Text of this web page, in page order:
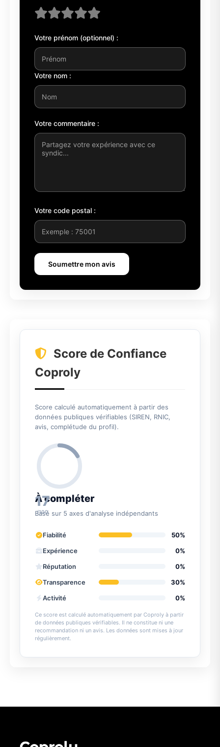
Votre prénom (optionnel) :
Votre nom :
Votre commentaire :
Votre code postal :
Soumettre mon avis
Score de Confiance
Coproly
Score calculé automatiquement à partir des
données publiques vérifiables (SIREN, RNIC,
avis, complétude du profil).
17
/100
À compléter
Basé sur 5 axes d'analyse indépendants
Fiabilité
50%
Expérience
0%
Réputation
0%
Transparence
30%
Activité
0%
Ce score est calculé automatiquement par Coproly à partir
de données publiques vérifiables. Il ne constitue ni une
recommandation ni un avis. Les données sont mises à jour
régulièrement.